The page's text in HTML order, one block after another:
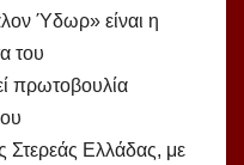
Ύδωρ» είναι η
του
πρωτοβουλία
Στερεάς Ελλάδας, με